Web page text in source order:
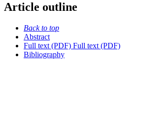
Article outline
Back to top
Abstract
Full text (PDF) Full text (PDF)
Bibliography